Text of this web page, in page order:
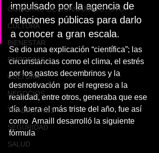
GOBIERNO DE GUANAJUATO, GTO
CULTURA
BIENESTAR
EMPRESAS
CULTURA
NEGOCIOS
TRADICIONES
SEGURIDAD
SALUD
impulsado por la agencia de
relaciones públicas para darlo
a conocer a gran escala.
Se dio una explicación “científica”; las
circunstancias como el clima, el estrés
por los gastos decembrinos y la
desmotivación  por el regreso a la
realidad, entre otros, generaba que ese
día  fuera el más triste del año, fue así
como  Arnaill desarrolló la siguiente
fórmula